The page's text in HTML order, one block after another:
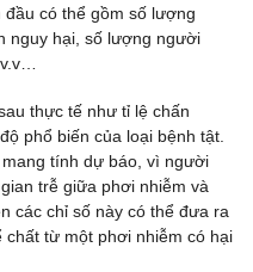
có thể gồm số lượng
nguy hại, số lượng người
thực tế như tỉ lệ chấn
phổ biến của loại bệnh tật.
tính dự báo, vì người
trễ giữa phơi nhiễm và
các chỉ số này có thể đưa ra
chất từ một phơi nhiễm có hại